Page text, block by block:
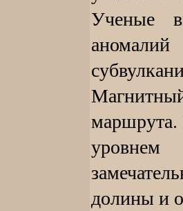
Ученые
долины и